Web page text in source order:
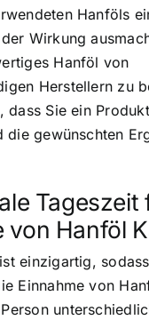
Hanföls
Wirkung
Hanföl von
Herstellern zu
dass Sie ein
die gewünschten
Tageszeit
von Hanföl
einzigartig,
Einnahme von